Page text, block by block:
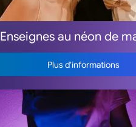
Enseignes au néon de
Plus d'informations